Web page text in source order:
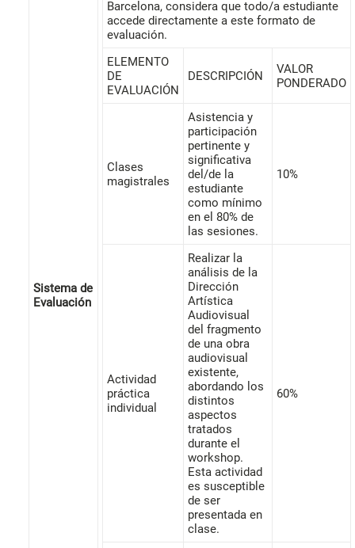
Sistema de
Evaluación
Barcelona, ​​considera que todo/a estudiante
accede directamente a este formato de
evaluación.
ELEMENTO
DE
EVALUACIÓN
DESCRIPCIÓN
VALOR
PONDERADO
Clases
magistrales
Asistencia y
participación
pertinente y
significativa
del/de la
estudiante
como mínimo
en el 80% de
las sesiones.
10%
Actividad
práctica
individual
Realizar la
análisis de la
Dirección
Artística
Audiovisual
del fragmento
de una obra
audiovisual
existente,
abordando los
distintos
aspectos
tratados
durante el
workshop.
Esta actividad
es susceptible
de ser
presentada en
clase.
60%